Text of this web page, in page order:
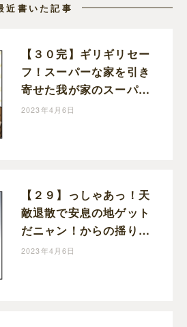
近書いた記事
【３０完】ギリギリセー
フ！スーパーな家を引き
寄せた我が家のスーパー
ヒーローに感謝！半額一
2023年4月6日
【２９】っしゃあっ！天
敵退散で安息の地ゲット
だニャン！からの揺り戻
し・・半額一家、家を買
2023年4月6日